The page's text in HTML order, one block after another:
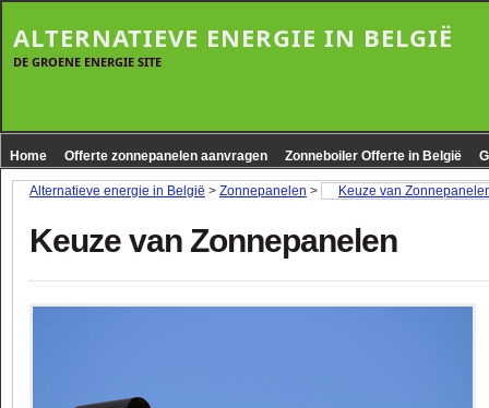
ALTERNATIEVE ENERGIE IN BELGIË
DE GROENE ENERGIE SITE
Home Offerte zonnepanelen aanvragen Zonneboiler Offerte in België
Alternatieve energie in België > Zonnepanelen > Keuze van
Keuze van Zonnepanelen